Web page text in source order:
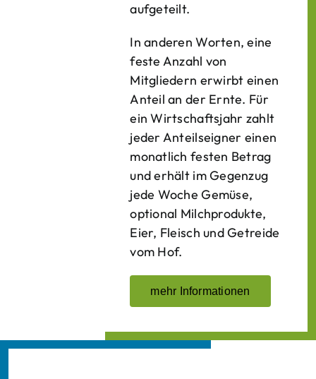
aufgeteilt.
In anderen Worten, eine
feste Anzahl von
Mitgliedern erwirbt einen
Anteil an der Ernte. Für
ein Wirtschaftsjahr zahlt
jeder Anteilseigner einen
monatlich festen Betrag
und erhält im Gegenzug
jede Woche Gemüse,
optional Milchprodukte,
Eier, Fleisch und Getreide
vom Hof.
mehr Informationen